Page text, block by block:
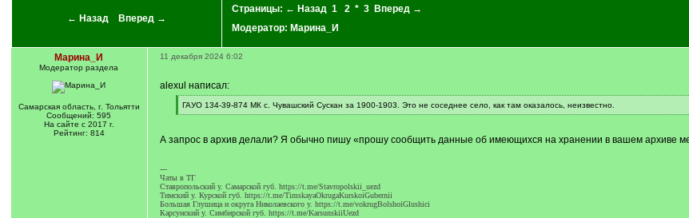
← Назад Вперед →
Страницы: ← Назад 1 2 * 3
Вперед →
Модератор: Марина_И
Марина_И
Модератор раздела
Самарская область, г. Тольятти
Сообщений: 595
На сайте с 2017 г.
Рейтинг: 814
11 декабря 2024 6:02
alexul написал:
[
q
ГАУО 134-39-874 МК с. Чувашский Сускан за 1900-1903. Это не соседнее село, как там оказалось, неизвестно.
[
]
А запрос в архив делали? Я обычно пишу «прошу сообщить данные об имеющихся на хранении в вашем архиве
---
Чаты в ТГ
Ставропольский у. Самарской губ. https://t.me/Stavropolskii_uezd
Тимский у. Курской губ. https://t.me/TimskayaOkrugaKurskoiGubernii
Большая Глушица и округа Николаевского у. https://t.me/vokrugBolshoiGlushici
Карсунский у. Симбирской губ. https://t.me/KarsunskiiUezd